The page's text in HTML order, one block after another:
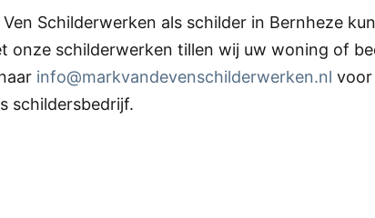
Schilderwerken als schilder in Bernheze
onze schilderwerken tillen wij uw woning of
info@markvandevenschilderwerken.nl voor
schildersbedrijf.